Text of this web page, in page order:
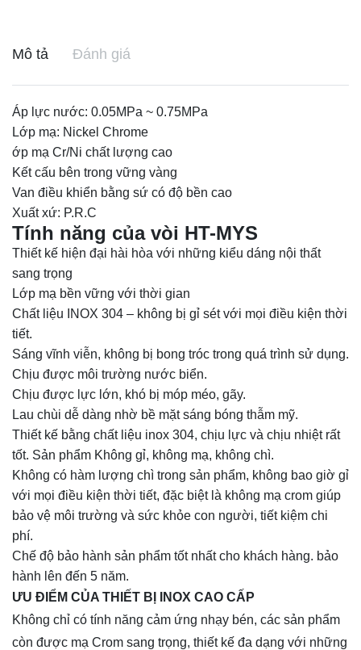
Mô tả Đánh giá
Áp lực nước: 0.05MPa ~ 0.75MPa
Lớp mạ: Nickel Chrome
ớp mạ Cr/Ni chất lượng cao
Kết cấu bên trong vững vàng
Van điều khiển bằng sứ có độ bền cao
Xuất xứ: P.R.C
Tính năng của vòi HT-MYS
Thiết kế hiện đại hài hòa với những kiểu dáng nội thất
sang trọng
Lớp mạ bền vững với thời gian
Chất liệu INOX 304 – không bị gỉ sét với mọi điều kiện thời
tiết.
Sáng vĩnh viễn, không bị bong tróc trong quá trình sử dụng.
Chịu được môi trường nước biển.
Chịu được lực lớn, khó bị móp méo, gãy.
Lau chùi dễ dàng nhờ bề mặt sáng bóng thẫm mỹ.
Thiết kế bằng chất liệu inox 304, chịu lực và chịu nhiệt rất
tốt. Sản phẩm Không gỉ, không mạ, không chì.
Không có hàm lượng chì trong sản phẩm, không bao giờ gỉ
với mọi điều kiện thời tiết, đặc biệt là không mạ crom giúp
bảo vệ môi trường và sức khỏe con người, tiết kiệm chi
phí.
Chế độ bảo hành sản phẩm tốt nhất cho khách hàng. bảo
hành lên đến 5 năm.
ƯU ĐIỂM CỦA THIẾT BỊ INOX CAO CẤP
Không chỉ có tính năng cảm ứng nhạy bén, các sản phẩm
còn được mạ Crom sang trọng, thiết kế đa dạng với những